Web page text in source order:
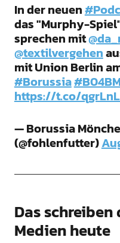
In der neuen
das "Murphy-
sprechen mit
@textilvergehen
mit Union Berlin
#Borussia
https://t.co/
— Borussia
(@fohlenfutter)
Das
Medien heute